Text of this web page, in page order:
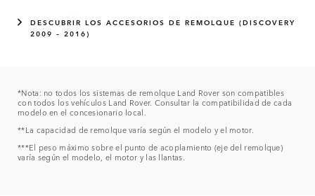
DESCUBRIR LOS ACCESORIOS DE REMOLQUE (DISCOVERY
2009 – 2016)
*Nota: no todos los sistemas de remolque Land Rover son compatibles
con todos los vehículos Land Rover. Consultar la compatibilidad de cada
modelo en el concesionario local.
**La capacidad de remolque varía según el modelo y el motor.
***El peso máximo sobre el punto de acoplamiento (eje del remolque)
varía según el modelo, el motor y las llantas.